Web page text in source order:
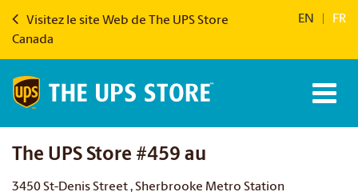
Visitez le site Web de The UPS Store
Canada
EN FR
The UPS Store #459 au
3450 St-Denis Street , Sherbrooke Metro Station